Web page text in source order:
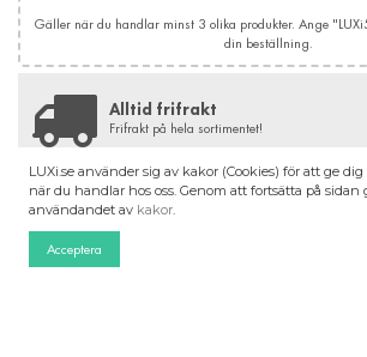
Gäller när du handlar minst 3 olika produkter. Ange
din beställning.
Alltid frifrakt
Frifrakt på hela sortimentet!
NYHETSBREV
FÖLJ OSS
LUXi.se använder sig av kakor (Cookies) för att ge
när du handlar hos oss. Genom att fortsätta på sidan
användandet av kakor.
Acceptera